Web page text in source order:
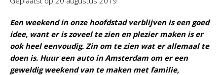
Een weekend in onze hoofdstad verblijven is een goed
idee, want er is zoveel te zien en plezier maken is er
ook heel eenvoudig. Zin om te zien wat er allemaal te
doen is. Huur een auto in Amsterdam om er een
geweldig weekend van te maken met familie,